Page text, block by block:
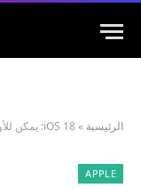
الرئيسية » iOS 18: يمكن للأوامر الصوتية المخصصة التحكم حتى في جهاز iPhone المقفل
APPLE